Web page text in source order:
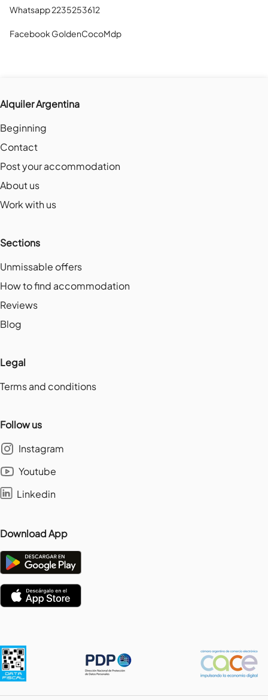
Whatsapp 2235253612
Facebook GoldenCocoMdp
Alquiler Argentina
Beginning
Contact
Post your accommodation
About us
Work with us
Sections
Unmissable offers
How to find accommodation
Reviews
Blog
Legal
Terms and conditions
Follow us
Instagram
Youtube
Linkedin
Download App